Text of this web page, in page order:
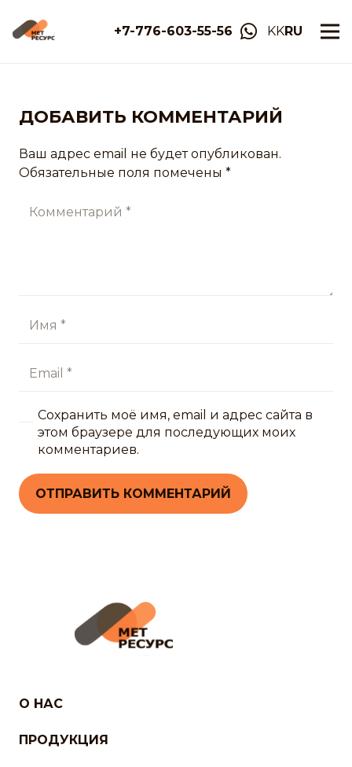
+7-776-603-55-56 KKRU
ДОБАВИТЬ КОММЕНТАРИЙ
Ваш адрес email не будет опубликован.
Обязательные поля помечены *
Сохранить моё имя, email и адрес сайта в
этом браузере для последующих моих
комментариев.
ОТПРАВИТЬ КОММЕНТАРИЙ
О НАС
ПРОДУКЦИЯ